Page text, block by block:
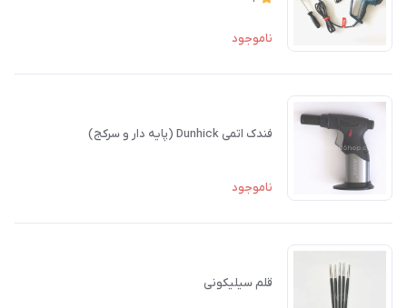
ناموجود
فندک اتمی Dunhick (پایه دار و سرکج)
ناموجود
قلم سیلیکونی